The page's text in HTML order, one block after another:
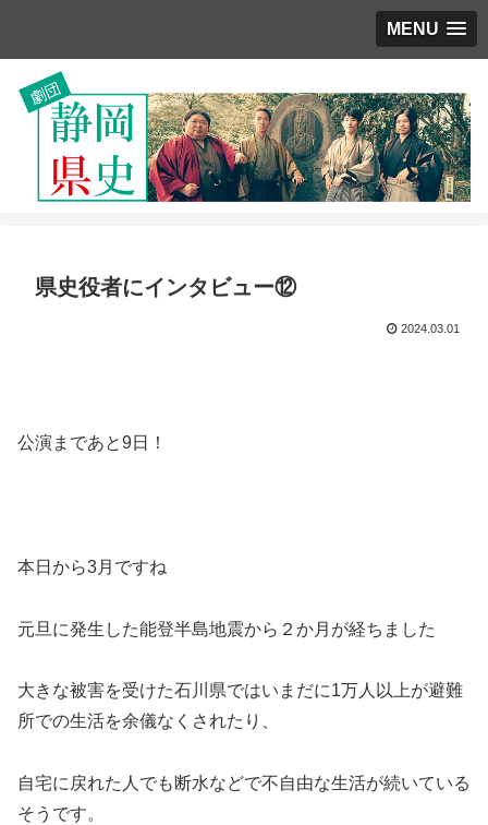
MENU
県史役者にインタビュー⑫
2024.03.01
公演まであと9日！
本日から3月ですね
元旦に発生した能登半島地震から２か月が経ちました
大きな被害を受けた石川県ではいまだに1万人以上が避難
所での生活を余儀なくされたり、
自宅に戻れた人でも断水などで不自由な生活が続いている
そうです。